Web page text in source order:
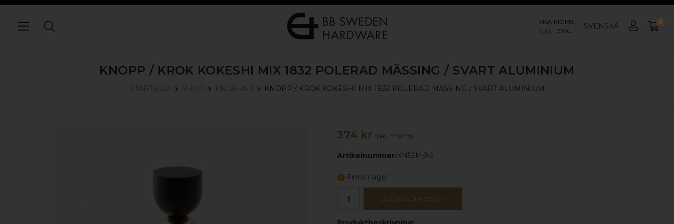
VISA MOMS
INKL
EXKL SVENSKA 0
KNOPP / KROK KOKESHI MIX 1832 POLERAD MÄSSING / SVART ALUMINIUM
STARTSIDA SHOP KNOPPAR KNOPP / KROK KOKESHI MIX 1832 POLERAD MÄSSING / SVART ALUMINIUM
374 kr inkl. moms
Artikelnummer:KN56M/AS
Finns i lager
LÄGG I VARUKORGEN